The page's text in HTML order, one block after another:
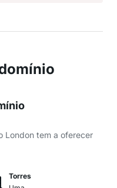
London tem a oferecer
Torres